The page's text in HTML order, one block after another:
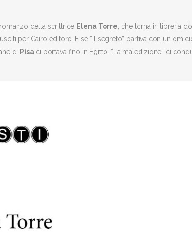
della scrittrice Elena Torre , che torna in libreria
usciti per Cairo editore. E se “Il segreto” partiva con un
di Pisa ci portava fino in Egitto, “La maledizione” ci